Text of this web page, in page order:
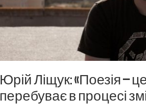
Юрій Ліщук: «Поезія –
перебуває в процесі